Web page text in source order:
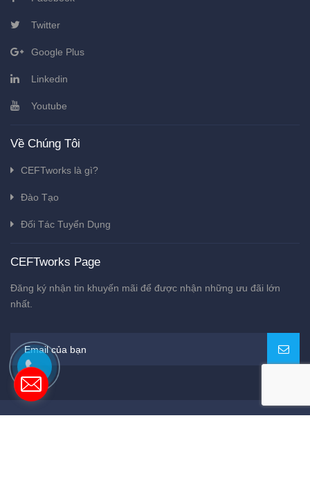
Twitter
Google Plus
Linkedin
Youtube
Về Chúng Tôi
CEFTworks là gì?
Đào Tạo
Đối Tác Tuyển Dụng
CEFTworks Page
Đăng ký nhận tin khuyến mãi để được nhận những ưu đãi lớn
nhất.